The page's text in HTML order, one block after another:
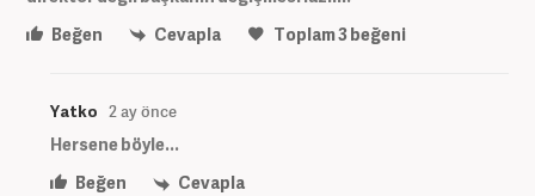
Beğen
Cevapla Toplam3beğeni
Yatko 2 ay önce
Hersene böyle...
Beğen
Cevapla